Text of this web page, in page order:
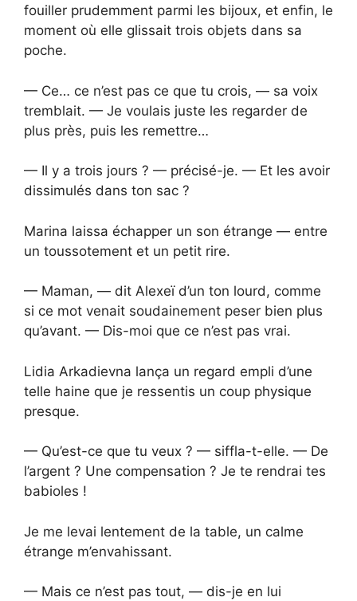
fouiller prudemment parmi les bijoux, et enfin, le
moment où elle glissait trois objets dans sa
poche.
— Ce… ce n’est pas ce que tu crois, — sa voix
tremblait. — Je voulais juste les regarder de
plus près, puis les remettre…
— Il y a trois jours ? — précisé-je. — Et les avoir
dissimulés dans ton sac ?
Marina laissa échapper un son étrange — entre
un toussotement et un petit rire.
— Maman, — dit Alexeï d’un ton lourd, comme
si ce mot venait soudainement peser bien plus
qu’avant. — Dis-moi que ce n’est pas vrai.
Lidia Arkadievna lança un regard empli d’une
telle haine que je ressentis un coup physique
presque.
— Qu’est-ce que tu veux ? — siffla-t-elle. — De
l’argent ? Une compensation ? Je te rendrai tes
babioles !
Je me levai lentement de la table, un calme
étrange m’envahissant.
— Mais ce n’est pas tout, — dis-je en lui